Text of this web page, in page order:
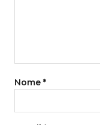
Nome *